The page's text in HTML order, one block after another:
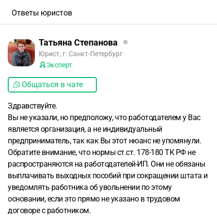
предоставление доступа + взяла больничный.
быть в этой ситуации, если выходить я не хочу, должности
моей нет.
Ответы юристов
Татьяна Степанова
Юрист, г. Санкт-Петербург
Эксперт
Общаться в чате
Здравствуйте.
Вы не указали, но предположу, что работодателем у Вас
является организация, а не индивидуальный
предприниматель, так как Вы этот нюанс не упомянули.
Обратите внимание, что нормы ст.ст. 178-180 ТК РФ не
распространяются на работодателей-ИП. Они не обязаны
выплачивать выходных пособий при сокращении штата и
уведомлять работника об увольнении по этому
основании, если это прямо не указано в трудовом
договоре с работником.